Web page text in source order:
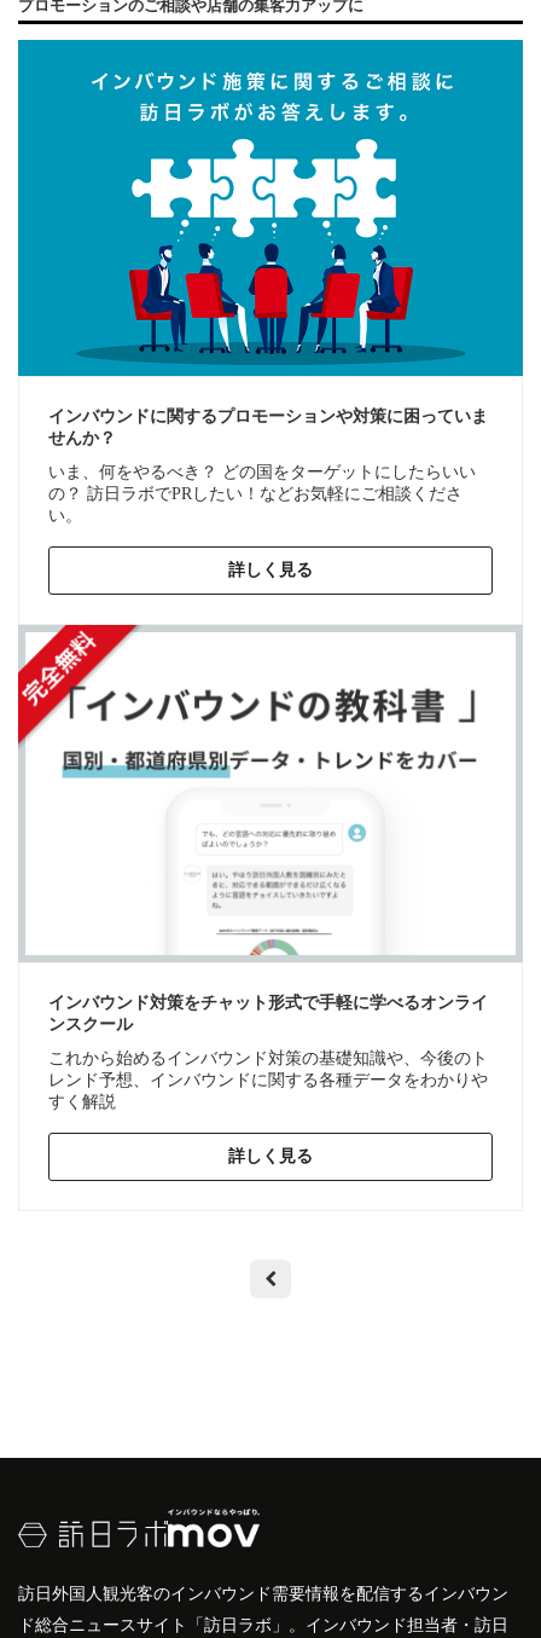
プロモーションのご相談や店舗の集客力アップに
インバウンドに関するプロモーションや対策に困っていま
せんか？
いま、何をやるべき？ どの国をターゲットにしたらいい
の？ 訪日ラボでPRしたい！などお気軽にご相談くださ
い。
詳しく見る
インバウンド対策をチャット形式で手軽に学べるオンライ
ンスクール
これから始めるインバウンド対策の基礎知識や、今後のト
レンド予想、インバウンドに関する各種データをわかりや
すく解説
詳しく見る
訪日外国人観光客のインバウンド需要情報を配信するインバウン
ド総合ニュースサイト「訪日ラボ」。インバウンド担当者・訪日